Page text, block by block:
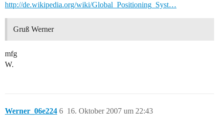
http://de.wikipedia.org/wiki/Global_Positioning_Syst…
Gruß Werner
mfg
W.
Werner_06e224 16. Oktober 2007 um 22:43
6